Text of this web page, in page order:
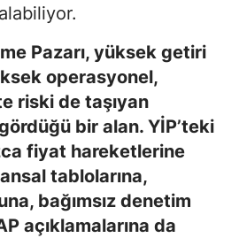
Pazarı, yüksek getiri
operasyonel,
riski de taşıyan
bir alan. YİP’teki
fiyat hareketlerine
tablolarına,
bağımsız denetim
açıklamalarına da